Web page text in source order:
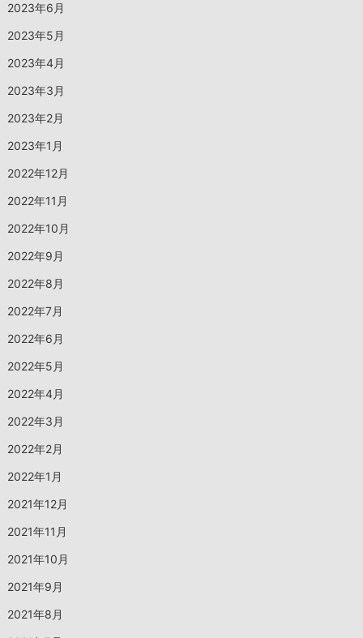
2023年6月
2023年5月
2023年4月
2023年3月
2023年2月
2023年1月
2022年12月
2022年11月
2022年10月
2022年9月
2022年8月
2022年7月
2022年6月
2022年5月
2022年4月
2022年3月
2022年2月
2022年1月
2021年12月
2021年11月
2021年10月
2021年9月
2021年8月